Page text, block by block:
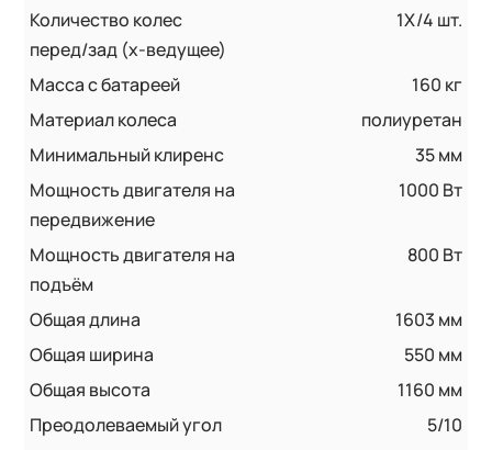
Количество колес
перед/зад (x-ведущее)
1X/4 шт.
Масса с батареей
160 кг
Материал колеса
полиуретан
Минимальный клиренс
35 мм
Мощность двигателя на
передвижение
1000 Вт
Мощность двигателя на
подъём
800 Вт
Общая длина
1603 мм
Общая ширина
550 мм
Общая высота
1160 мм
Преодолеваемый угол
5/10